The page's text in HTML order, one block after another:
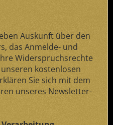
Auskunft über den
das Anmelde- und
Widerspruchsrechte
kostenlosen
Sie sich mit dem
unseres Newsletter-